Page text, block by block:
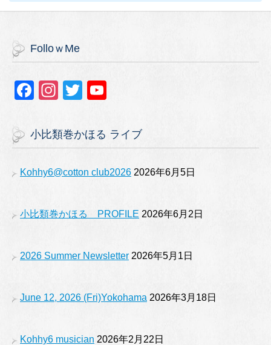
FolloｗMe
F
c
e
b
o
k
In
a
gr
a
T
tt
er
u
T
u
e
小比類巻かほる ライブ
Kohhy6@cotton club2026 2026年6月5日
小比類巻かほる PROFILE 2026年6月2日
2026 Summer Newsletter 2026年5月1日
June 12, 2026 (Fri)Yokohama 2026年3月18日
Kohhy6 musician 2026年2月22日